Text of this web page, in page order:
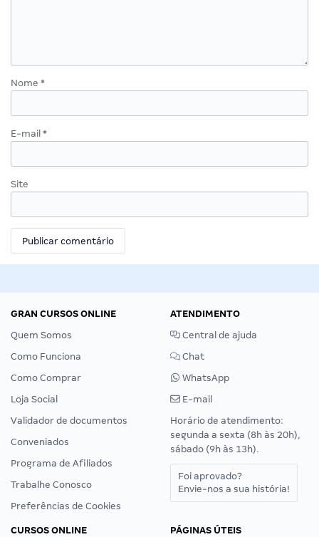
Nome *
E-mail *
Site
GRAN CURSOS ONLINE
Quem Somos
Como Funciona
Como Comprar
Loja Social
Validador de documentos
Conveniados
Programa de Afiliados
Trabalhe Conosco
Preferências de Cookies
ATENDIMENTO
Central de ajuda
Chat
WhatsApp
E-mail
Horário de atendimento:
segunda a sexta (8h às 20h),
sábado (9h às 13h).
Foi aprovado?
Envie-nos a sua história!
CURSOS ONLINE
PÁGINAS ÚTEIS